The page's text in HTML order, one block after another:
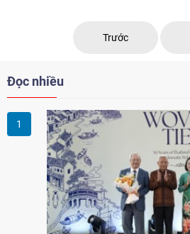
Trước
Đọc nhiều